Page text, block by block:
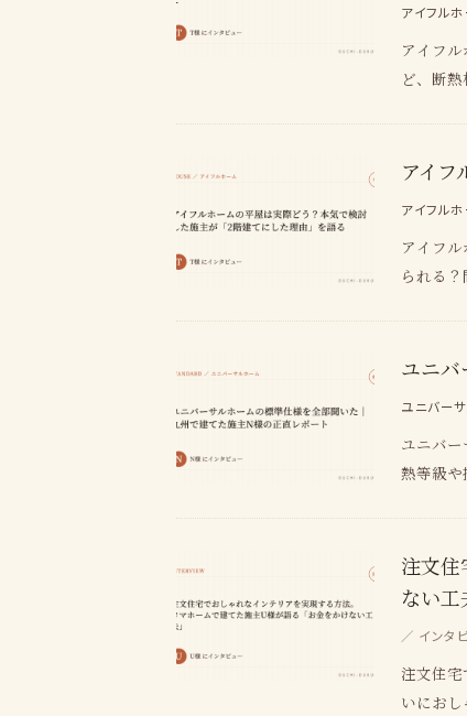
アイフル
アイフ
ど、断
アイ
アイフル
アイフ
られる
ユニ
ユニバー
ユニバ
熱等級
注文
ない工
／ インタ
注文住
いにお